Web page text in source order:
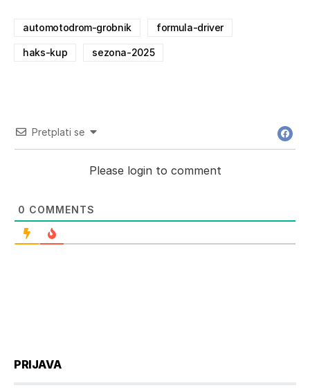
automotodrom-grobnik formula-driver
haks-kup sezona-2025
Pretplati se
Please login to comment
0 COMMENTS
PRIJAVA